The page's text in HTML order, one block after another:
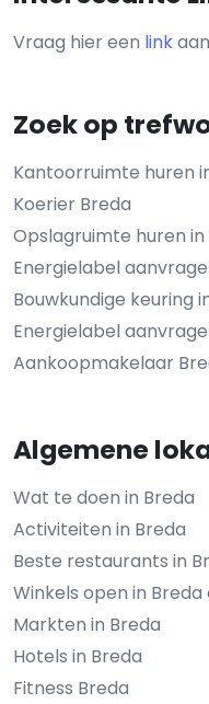
Vraag hier een link
Zoek op
Kantoorruimte huren
Koerier Breda
Opslagruimte huren in
Energielabel
Bouwkundige keuring
Energielabel
Aankoopmakelaar
Algemene
Wat te doen in Breda
Activiteiten in Breda
Beste restaurants in
Winkels open in
Markten in Breda
Hotels in Breda
Fitness Breda